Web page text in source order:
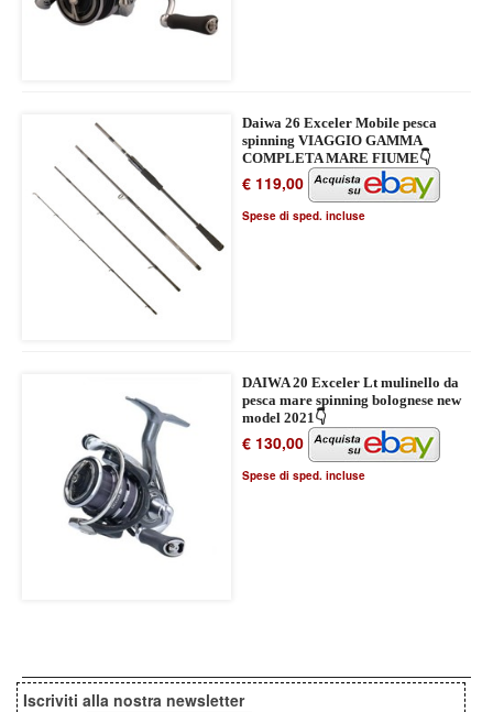
Daiwa 26 Exceler Mobile pesca
spinning VIAGGIO GAMMA
COMPLETA MARE FIUME👇
€ 119,00
Spese di sped. incluse
DAIWA 20 Exceler Lt mulinello da
pesca mare spinning bolognese new
model 2021👇
€ 130,00
Spese di sped. incluse
Iscriviti alla nostra newsletter